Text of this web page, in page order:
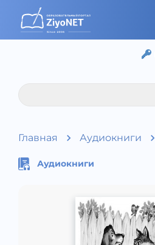
Главная Аудиокниги
Аудиокниги